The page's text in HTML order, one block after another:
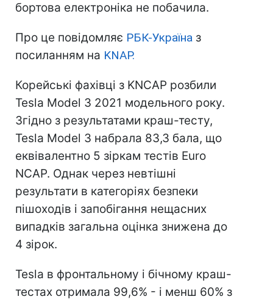
бортова електроніка не побачила.
Про це повідомляє РБК-Україна з
посиланням на KNAP.
Корейські фахівці з KNCAP розбили
Tesla Model 3 2021 модельного року.
Згідно з результатами краш-тесту,
Tesla Model 3 набрала 83,3 бала, що
еквівалентно 5 зіркам тестів Euro
NCAP. Однак через невтішні
результати в категоріях безпеки
пішоходів і запобігання нещасних
випадків загальна оцінка знижена до
4 зірок.
Tesla в фронтальному і бічному краш-
тестах отримала 99,6% - і менш 60% з